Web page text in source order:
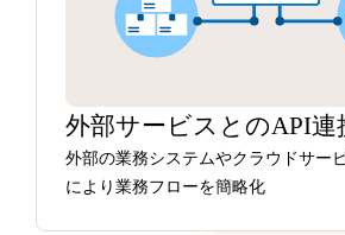
外部サービスとのAPI連
外部の業務システムやクラウドサー
により業務フローを簡略化